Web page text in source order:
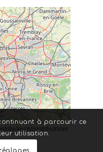
contributrices
à parcourir ce
utilisation.